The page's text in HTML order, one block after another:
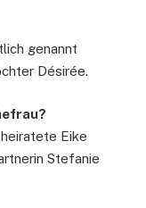
genannt
Désirée.
Eike
Stefanie